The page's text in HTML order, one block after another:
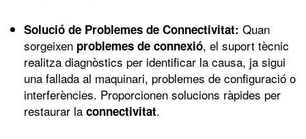
Solució de Problemes de Connectivitat: Quan
sorgeixen problemes de connexió, el suport tècnic
realitza diagnòstics per identificar la causa, ja sigui
una fallada al maquinari, problemes de configuració o
interferències. Proporcionen solucions ràpides per
restaurar la connectivitat.